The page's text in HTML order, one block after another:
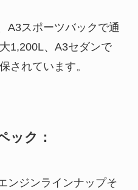
A3スポーツバックで通
1,200L、A3セダンで
されています。
ック：
ンジンラインナップそ